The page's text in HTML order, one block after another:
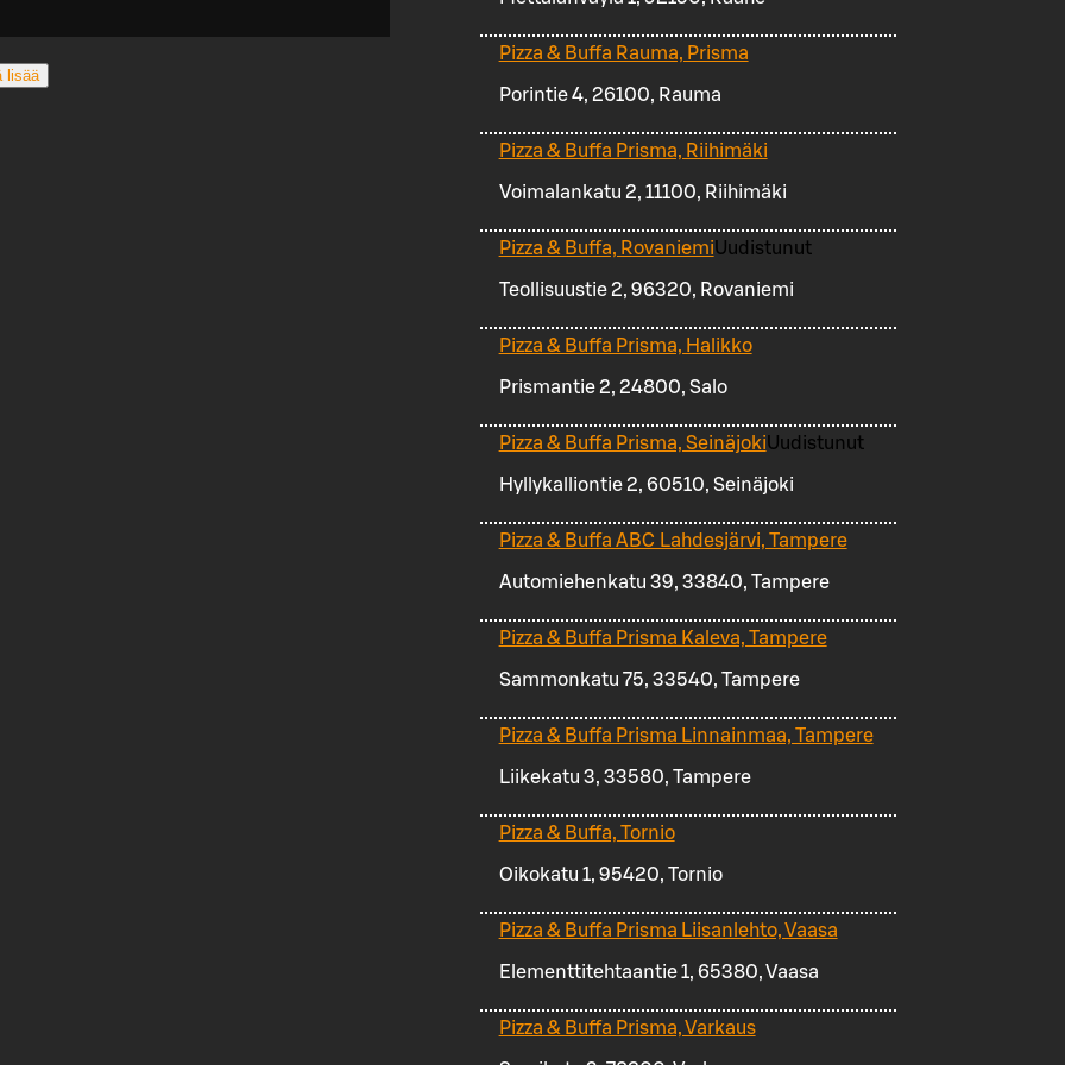
lisää
Pizza & Buffa Rauma, Prisma
Porintie 4, 26100, Rauma
Pizza & Buffa Prisma, Riihimäki
Voimalankatu 2, 11100, Riihimäki
Pizza & Buffa, RovaniemiUudistunut
Teollisuustie 2, 96320, Rovaniemi
Pizza & Buffa Prisma, Halikko
Prismantie 2, 24800, Salo
Pizza & Buffa Prisma, SeinäjokiUudistunut
Hyllykalliontie 2, 60510, Seinäjoki
Pizza & Buffa ABC Lahdesjärvi, Tampere
Automiehenkatu 39, 33840, Tampere
Pizza & Buffa Prisma Kaleva, Tampere
Sammonkatu 75, 33540, Tampere
Pizza & Buffa Prisma Linnainmaa, Tampere
Liikekatu 3, 33580, Tampere
Pizza & Buffa, Tornio
Oikokatu 1, 95420, Tornio
Pizza & Buffa Prisma Liisanlehto, Vaasa
Elementtitehtaantie 1, 65380, Vaasa
Pizza & Buffa Prisma, Varkaus